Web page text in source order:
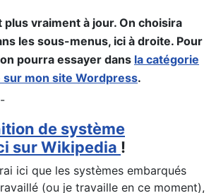
vraiment à jour. On choisira
les sous-menus, ici à droite. Pour
pourra essayer dans la catégorie
mon site Wordpress.
de système
sur Wikipedia !
ici que les systèmes embarqués
(ou je travaille en ce moment),